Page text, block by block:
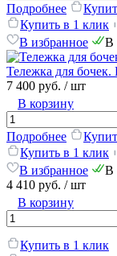
Подробнее
Купить в 1 клик
В избранное
В
Тележка для
7 400 руб. / шт
В корзину
Подробнее
Купить в 1 клик
В избранное
В
4 410 руб. / шт
В корзину
Купить в 1 клик